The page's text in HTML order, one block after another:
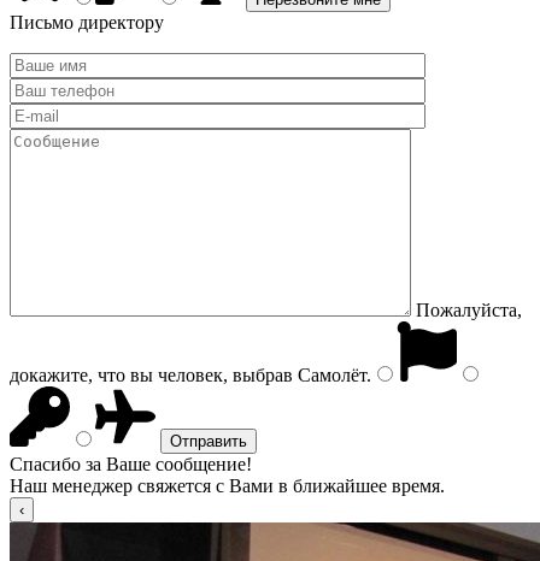
Письмо директору
Пожалуйста,
докажите, что вы человек, выбрав Самолёт.
Спасибо за Ваше сообщение!
Наш менеджер свяжется с Вами в ближайшее время.